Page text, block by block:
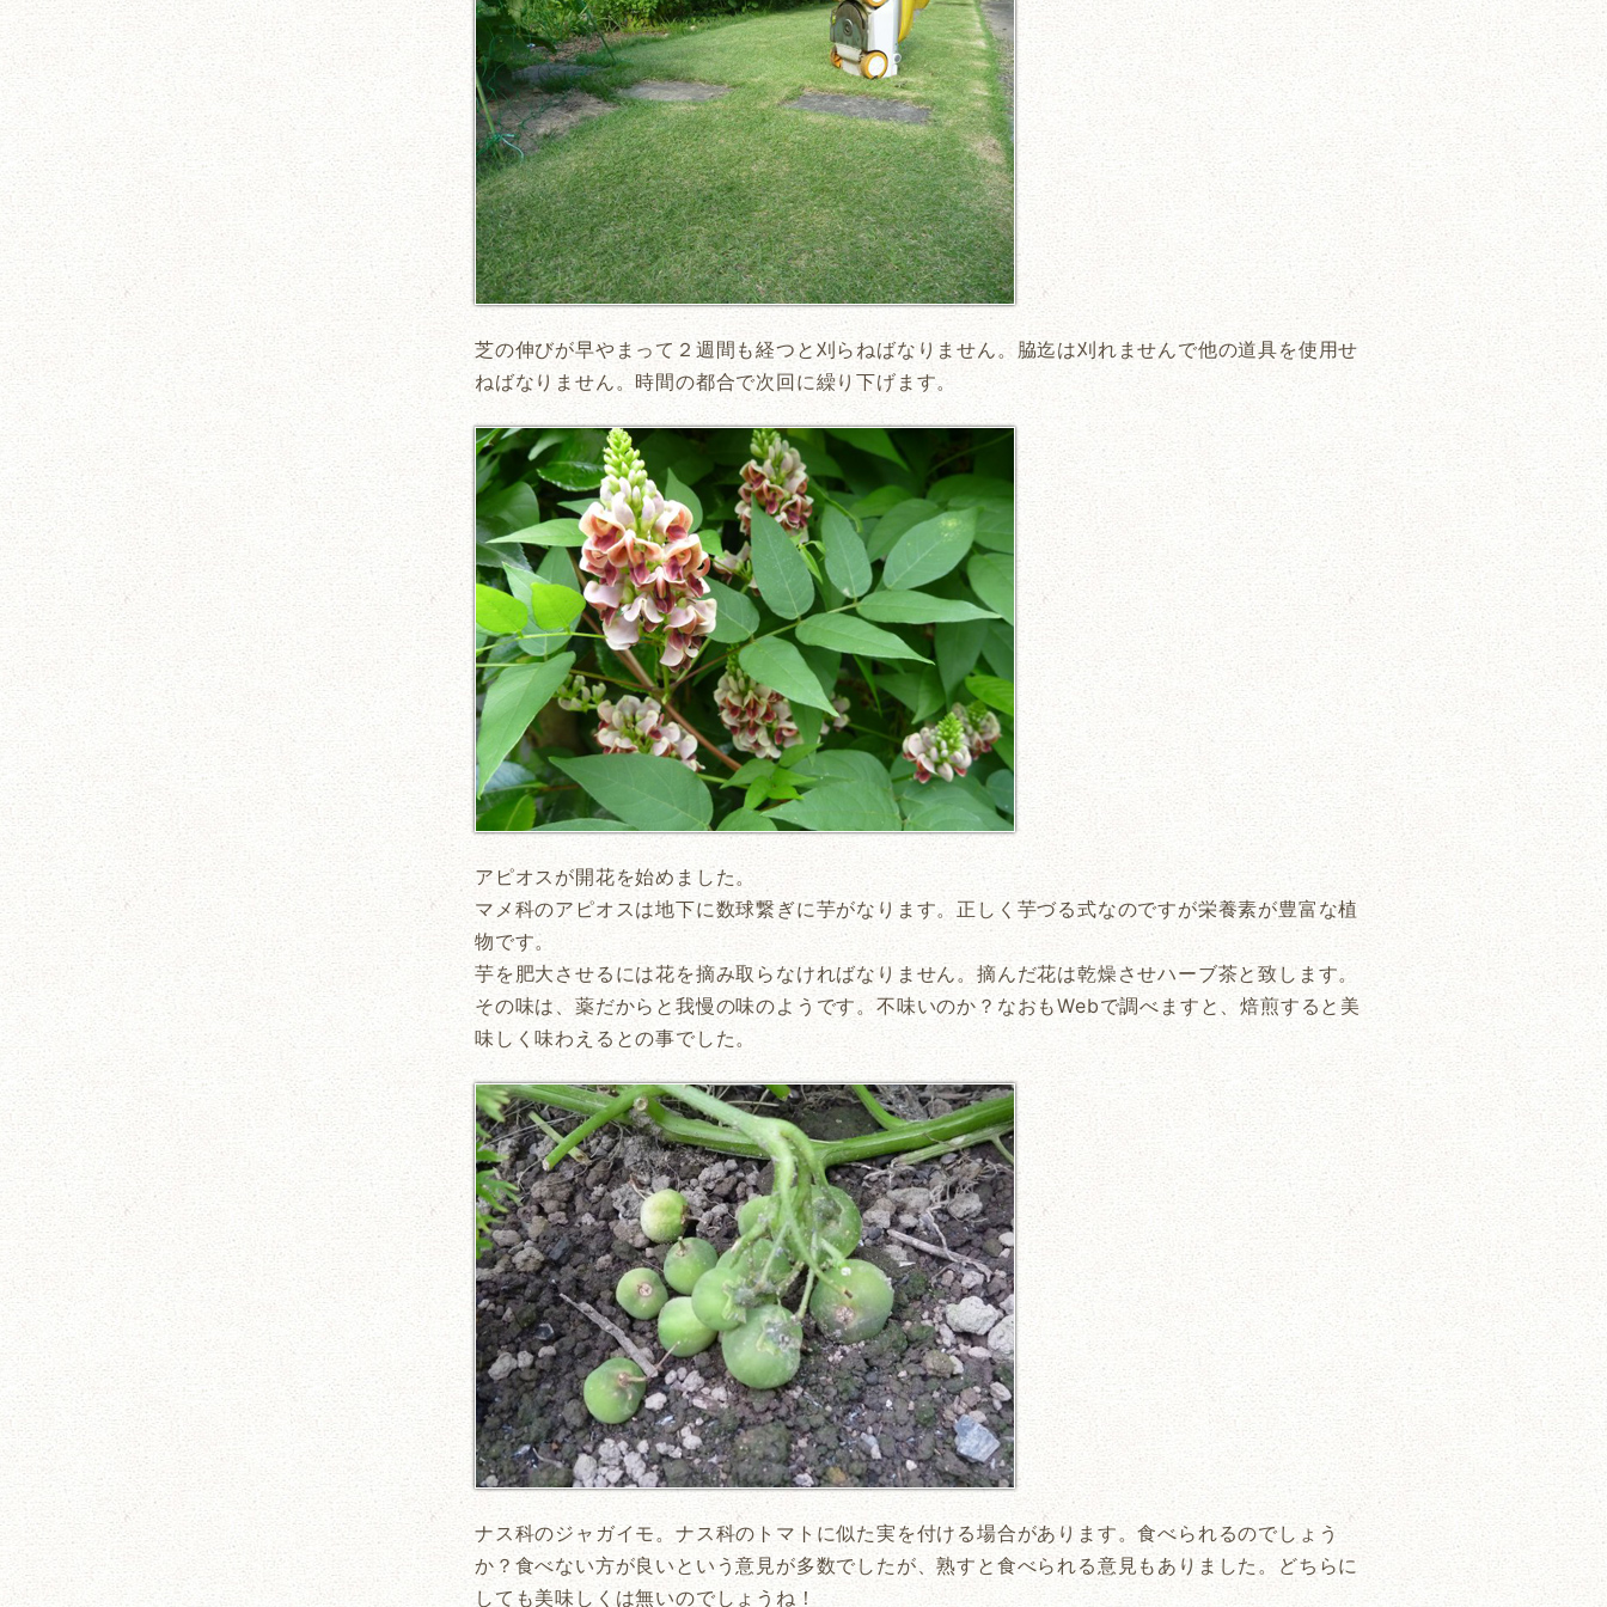
芝の伸びが早やまって２週間も経つと刈らねばなりません。脇迄は刈れませんで他の道具を使用せ
ねばなりません。時間の都合で次回に繰り下げます。
アピオスが開花を始めました。
マメ科のアピオスは地下に数球繋ぎに芋がなります。正しく芋づる式なのですが栄養素が豊富な植
物です。
芋を肥大させるには花を摘み取らなければなりません。摘んだ花は乾燥させハーブ茶と致します。
その味は、薬だからと我慢の味のようです。不味いのか？なおもWebで調べますと、焙煎すると美
味しく味わえるとの事でした。
ナス科のジャガイモ。ナス科のトマトに似た実を付ける場合があります。食べられるのでしょう
か？食べない方が良いという意見が多数でしたが、熟すと食べられる意見もありました。どちらに
しても美味しくは無いのでしょうね！